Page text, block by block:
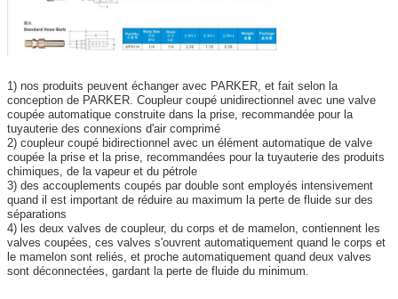
1) nos produits peuvent échanger avec PARKER, et fait selon la
conception de PARKER. Coupleur coupé unidirectionnel avec une valve
coupée automatique construite dans la prise, recommandée pour la
tuyauterie des connexions d'air comprimé
2) coupleur coupé bidirectionnel avec un élément automatique de valve
coupée la prise et la prise, recommandées pour la tuyauterie des produits
chimiques, de la vapeur et du pétrole
3) des accouplements coupés par double sont employés intensivement
quand il est important de réduire au maximum la perte de fluide sur des
séparations
4) les deux valves de coupleur, du corps et de mamelon, contiennent les
valves coupées, ces valves s'ouvrent automatiquement quand le corps et
le mamelon sont reliés, et proche automatiquement quand deux valves
sont déconnectées, gardant la perte de fluide du minimum.